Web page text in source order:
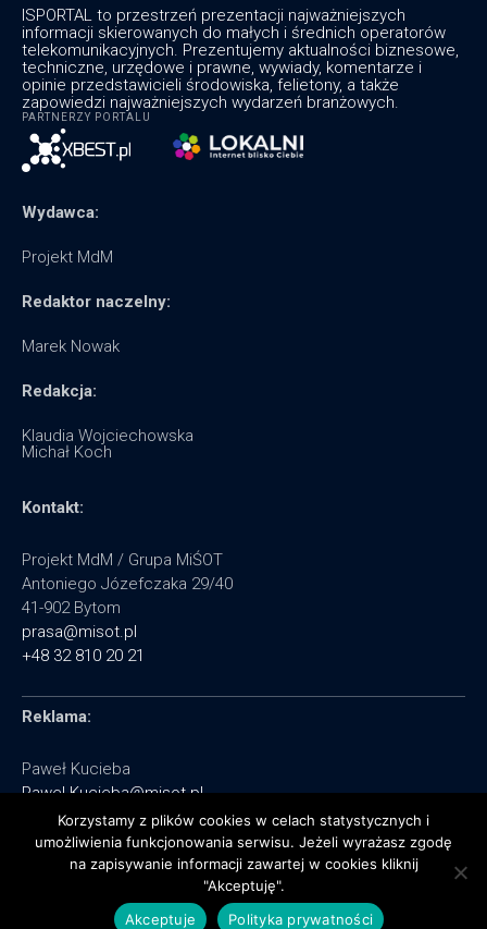
ISPORTAL to przestrzeń prezentacji najważniejszych
informacji skierowanych do małych i średnich operatorów
telekomunikacyjnych. Prezentujemy aktualności biznesowe,
techniczne, urzędowe i prawne, wywiady, komentarze i
opinie przedstawicieli środowiska, felietony, a także
zapowiedzi najważniejszych wydarzeń branżowych.
PARTNERZY PORTALU
Wydawca:
Projekt MdM
Redaktor naczelny:
Marek Nowak
Redakcja:
Klaudia Wojciechowska
Michał Koch
Kontakt:
Projekt MdM / Grupa MiŚOT
Antoniego Józefczaka 29/40
41-902 Bytom
prasa@misot.pl
+48 32 810 20 21
Reklama:
Paweł Kucieba
Pawel.Kucieba@misot.pl
+48 602 495 064
Korzystamy z plików cookies w celach statystycznych i
umożliwienia funkcjonowania serwisu. Jeżeli wyrażasz zgodę
na zapisywanie informacji zawartej w cookies kliknij
"Akceptuję".
Akceptuje
Polityka prywatności